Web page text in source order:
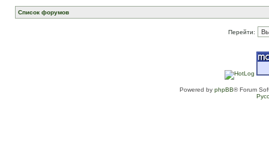
Список форумов
Перейти:
Powered by phpBB® Forum